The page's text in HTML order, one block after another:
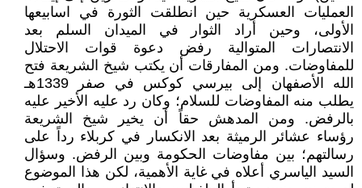
العمليات العسكرية حين انطلقت الثورة في اسابيعها
الأولى، وحين أراد الثوار في الميدان السلم بعد
الانتصارات المتوالية رفض دعوة قوات الاحتلال
للمفاوضات. ومن المفارقات أن يكتب شيخ الشريعة فتح
الله الأصفهان إلى بيرسي كوكس في صفر 1339هـ
يطلب منه المفاوضات للسلام؛ وكان رد عليه الأخير عليه
بالرفض. ومن المدهش حقاً أن يخير شيخ الشريعة
رؤساء عشائر الرميثة بعد الانكسار في كربلاء رداً على
رسالتهم؛ بين مفاوضات الحكومة وبين الرفض. وسؤال
السيد الياسري أعلاه في غاية الأهمية، لكن هذا الموضوع